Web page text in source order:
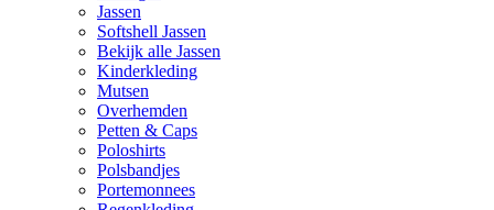
Jassen
Softshell Jassen
Bekijk alle Jassen
Kinderkleding
Mutsen
Overhemden
Petten & Caps
Poloshirts
Polsbandjes
Portemonnees